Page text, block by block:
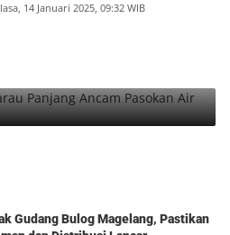
14 Januari 2025, 09:32 WIB
Panjang Ancam Pasokan Air
Gudang Bulog Magelang, Pastikan